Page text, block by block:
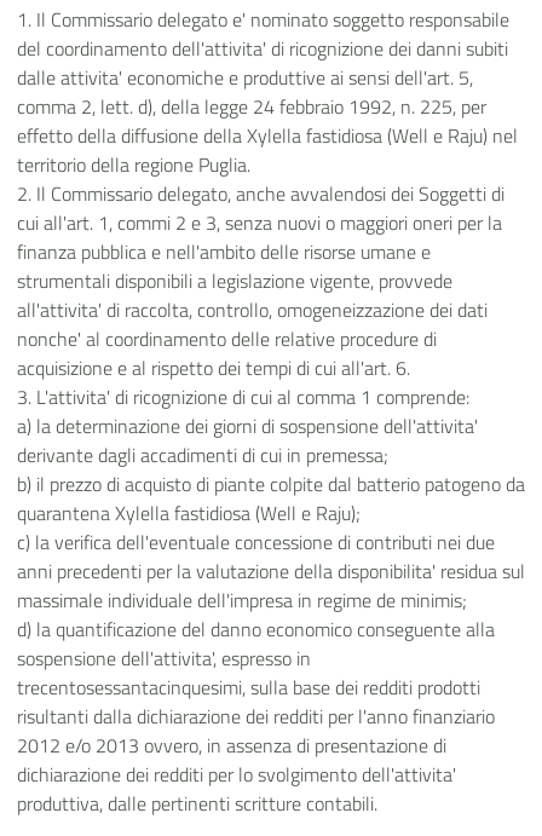
1. Il Commissario delegato e' nominato soggetto responsabile
del coordinamento dell'attivita' di ricognizione dei danni subiti
dalle attivita' economiche e produttive ai sensi dell'art. 5,
comma 2, lett. d), della legge 24 febbraio 1992, n. 225, per
effetto della diffusione della Xylella fastidiosa (Well e Raju) nel
territorio della regione Puglia.
2. Il Commissario delegato, anche avvalendosi dei Soggetti di
cui all'art. 1, commi 2 e 3, senza nuovi o maggiori oneri per la
finanza pubblica e nell'ambito delle risorse umane e
strumentali disponibili a legislazione vigente, provvede
all'attivita' di raccolta, controllo, omogeneizzazione dei dati
nonche' al coordinamento delle relative procedure di
acquisizione e al rispetto dei tempi di cui all'art. 6.
3. L'attivita' di ricognizione di cui al comma 1 comprende:
a) la determinazione dei giorni di sospensione dell'attivita'
derivante dagli accadimenti di cui in premessa;
b) il prezzo di acquisto di piante colpite dal batterio patogeno da
quarantena Xylella fastidiosa (Well e Raju);
c) la verifica dell'eventuale concessione di contributi nei due
anni precedenti per la valutazione della disponibilita' residua sul
massimale individuale dell'impresa in regime de minimis;
d) la quantificazione del danno economico conseguente alla
sospensione dell'attivita', espresso in
trecentosessantacinquesimi, sulla base dei redditi prodotti
risultanti dalla dichiarazione dei redditi per l'anno finanziario
2012 e/o 2013 ovvero, in assenza di presentazione di
dichiarazione dei redditi per lo svolgimento dell'attivita'
produttiva, dalle pertinenti scritture contabili.